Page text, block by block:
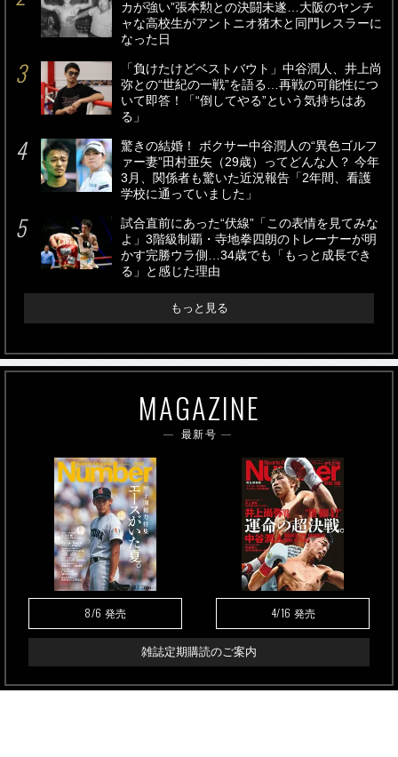
カが強い”張本勲との決闘未遂…大阪のヤンチ
ャな高校生がアントニオ猪木と同門レスラーに
なった日
「負けたけどベストバウト」中谷潤人、井上尚
弥との“世紀の一戦”を語る…再戦の可能性につ
いて即答！「“倒してやる”という気持ちはあ
る」
驚きの結婚！ ボクサー中谷潤人の“異色ゴルフ
ァー妻”田村亜矢（29歳）ってどんな人？ 今年
3月、関係者も驚いた近況報告「2年間、看護
学校に通っていました」
試合直前にあった“伏線”「この表情を見てみな
よ」3階級制覇・寺地拳四朗のトレーナーが明
かす完勝ウラ側…34歳でも「もっと成長でき
る」と感じた理由
もっと見る
MAGAZINE
最新号
8/6 発売 4/16 発売
雑誌定期購読のご案内